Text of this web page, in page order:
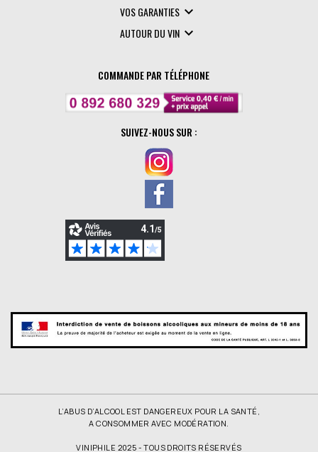
VOS GARANTIES 
AUTOUR DU VIN 
COMMANDE PAR TÉLÉPHONE
SUIVEZ-NOUS SUR :
L’ABUS D’ALCOOL EST DANGEREUX POUR LA SANTÉ,
A CONSOMMER AVEC MODÉRATION.
VINIPHILE 2025 - TOUS DROITS RÉSERVÉS